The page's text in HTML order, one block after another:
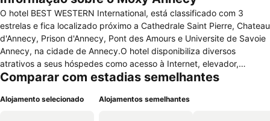
O hotel BEST WESTERN International, está classificado com 3
estrelas e fica localizado próximo a Cathedrale Saint Pierre, Chateau
d'Annecy, Prison d'Annecy, Pont des Amours e Universite de Savoie
Annecy, na cidade de Annecy.O hotel disponibiliza diversos
atrativos a seus hóspedes como acesso à Internet, elevador,
depósito de bagagens, estacionamento, ar condicionado, recepção
e serviço de quarto (horários limitados). Este hotel é recomendado
Comparar com estadias semelhantes
Alojamento selecionado Alojamentos semelhantes